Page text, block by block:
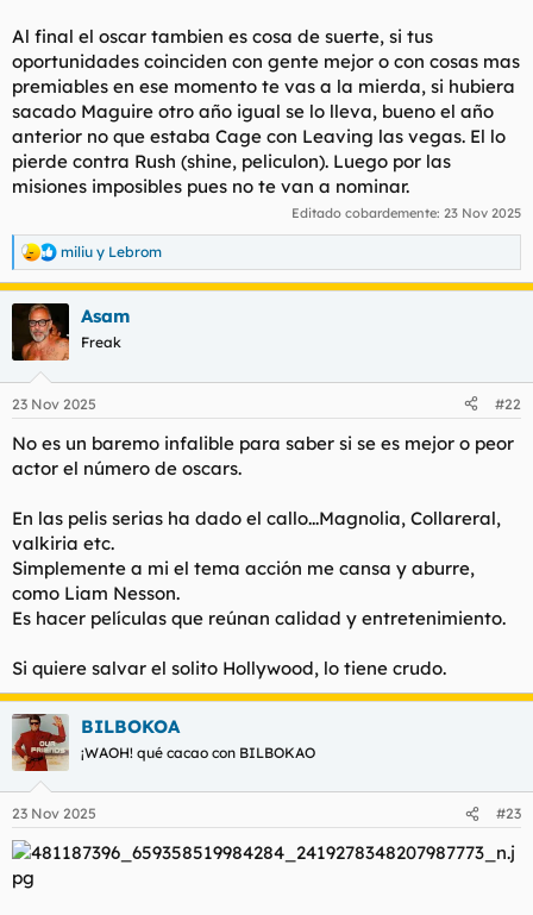
Al final el oscar tambien es cosa de suerte, si tus
oportunidades coinciden con gente mejor o con cosas mas
premiables en ese momento te vas a la mierda, si hubiera
sacado Maguire otro año igual se lo lleva, bueno el año
anterior no que estaba Cage con Leaving las vegas. El lo
pierde contra Rush (shine, peliculon). Luego por las
misiones imposibles pues no te van a nominar.
Editado cobardemente: 23 Nov 2025
R
e
a
i
e
:
miliu y Lebrom
Asam
Freak
23 Nov 2025 #22
No es un baremo infalible para saber si se es mejor o peor
actor el número de oscars.
En las pelis serias ha dado el callo...Magnolia, Collareral,
valkiria etc.
Simplemente a mi el tema acción me cansa y aburre,
como Liam Nesson.
Es hacer películas que reúnan calidad y entretenimiento.
Si quiere salvar el solito Hollywood, lo tiene crudo.
BILBOKOA
¡WAOH! qué cacao con BILBOKAO
23 Nov 2025 #23